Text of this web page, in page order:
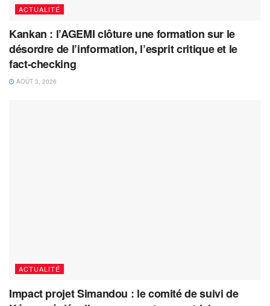
ACTUALITÉ
Kankan : l’AGEMI clôture une formation sur le
désordre de l’information, l’esprit critique et le
fact-checking
AOÛT 3, 2026
ACTUALITÉ
Impact projet Simandou : le comité de suivi de